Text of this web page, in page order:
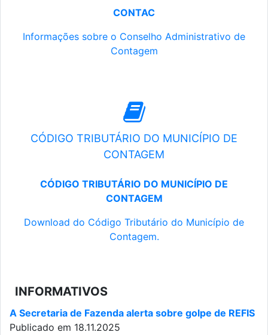
CONTAC
Informações sobre o Conselho Administrativo de
Contagem
CÓDIGO TRIBUTÁRIO DO MUNICÍPIO DE
CONTAGEM
CÓDIGO TRIBUTÁRIO DO MUNICÍPIO DE
CONTAGEM
Download do Código Tributário do Município de
Contagem.
INFORMATIVOS
A Secretaria de Fazenda alerta sobre golpe de REFIS
Publicado em 18.11.2025